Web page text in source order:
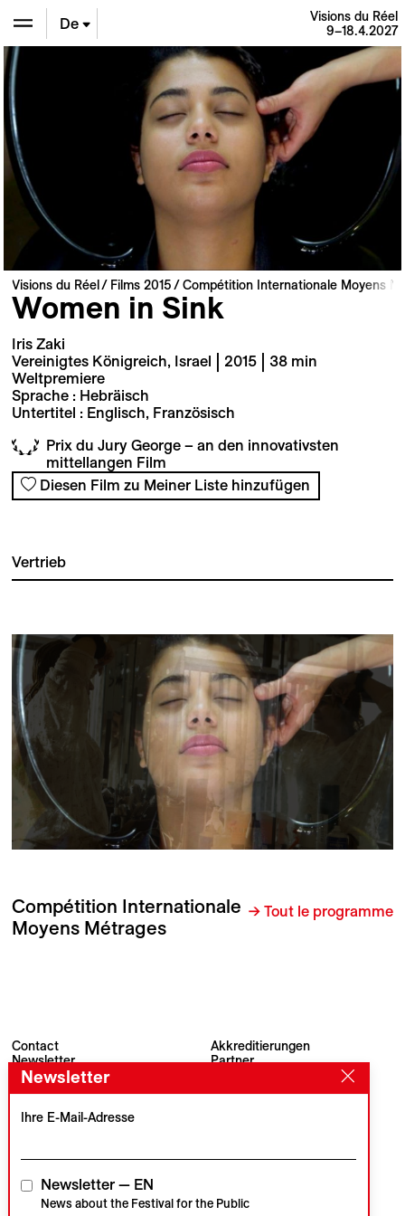
De
Visions du Réel
9–18.4.2027
Visions du Réel Films 2015 Compétition Internationale Moyens
Women in Sink
Iris Zaki
Vereinigtes Königreich, Israel | 2015 | 38 min
Weltpremiere
Sprache : Hebräisch
Untertitel : Englisch, Französisch
Prix du Jury George – an den innovativsten
mittellangen Film
Diesen Film zu Meiner Liste hinzufügen
Vertrieb
Compétition Internationale
Moyens Métrages
→ Tout le programme
Contact
Newsletter
Archiv
Akkreditierungen
Partner
Visions du Réel
Place du Marché 2
CH–1260 Nyon
#VisionsduReel
Hauptpartner Medienpartner
Newsletter
Ihre E-Mail-Adresse
Newsletter — EN
News about the Festival for the Public